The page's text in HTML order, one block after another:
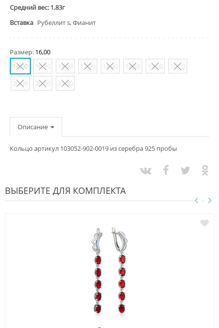
Средний вес: 1.83г
Вставка Рубеллит s, Фианит
Размер: 16,00
16,00
16,50 17,00 17,50 18,00 18,50 19,00
19,50
20,00
20,50 21,00
Описание
Кольцо артикул 103052-902-0019 из серебра 925 пробы
ВЫБЕРИТЕ ДЛЯ КОМПЛЕКТА